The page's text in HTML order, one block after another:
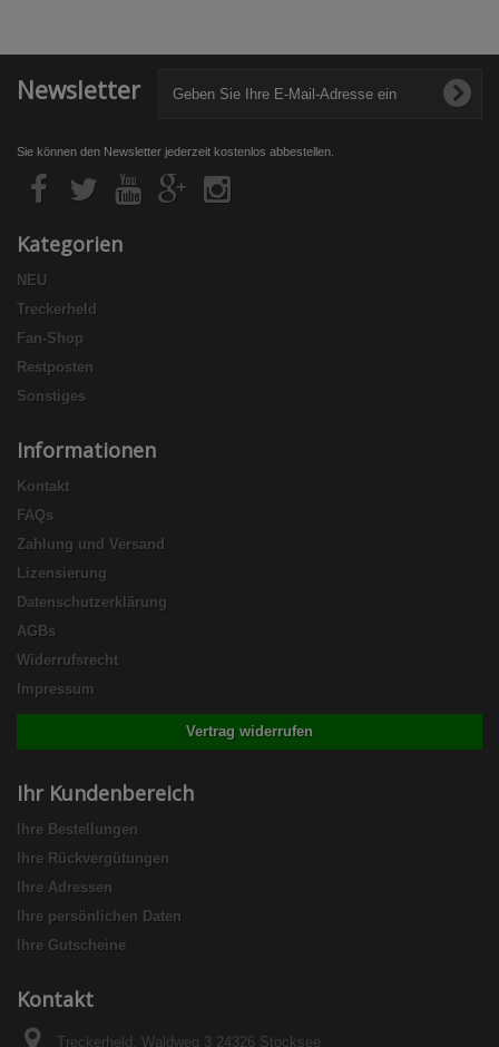
Newsletter
Sie können den Newsletter jederzeit kostenlos abbestellen.
Kategorien
NEU
Treckerheld
Fan-Shop
Restposten
Sonstiges
Informationen
Kontakt
FAQs
Zahlung und Versand
Lizensierung
Datenschutzerklärung
AGBs
Widerrufsrecht
Impressum
Vertrag widerrufen
Ihr Kundenbereich
Ihre Bestellungen
Ihre Rückvergütungen
Ihre Adressen
Ihre persönlichen Daten
Ihre Gutscheine
Kontakt
Treckerheld, Waldweg 3 24326 Stocksee